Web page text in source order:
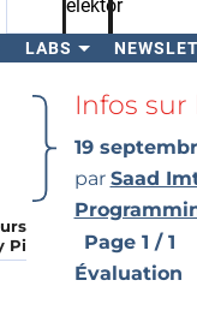
LABS
RechercherInfos sur
19
par Saad
Page 1 / 1
Évaluation